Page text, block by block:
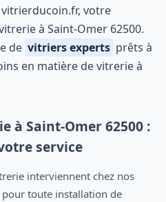
à Saint-Omer 62500.
de vitriers experts prêts à
en matière de vitrerie à
à Saint-Omer 62500 :
service
toute installation de